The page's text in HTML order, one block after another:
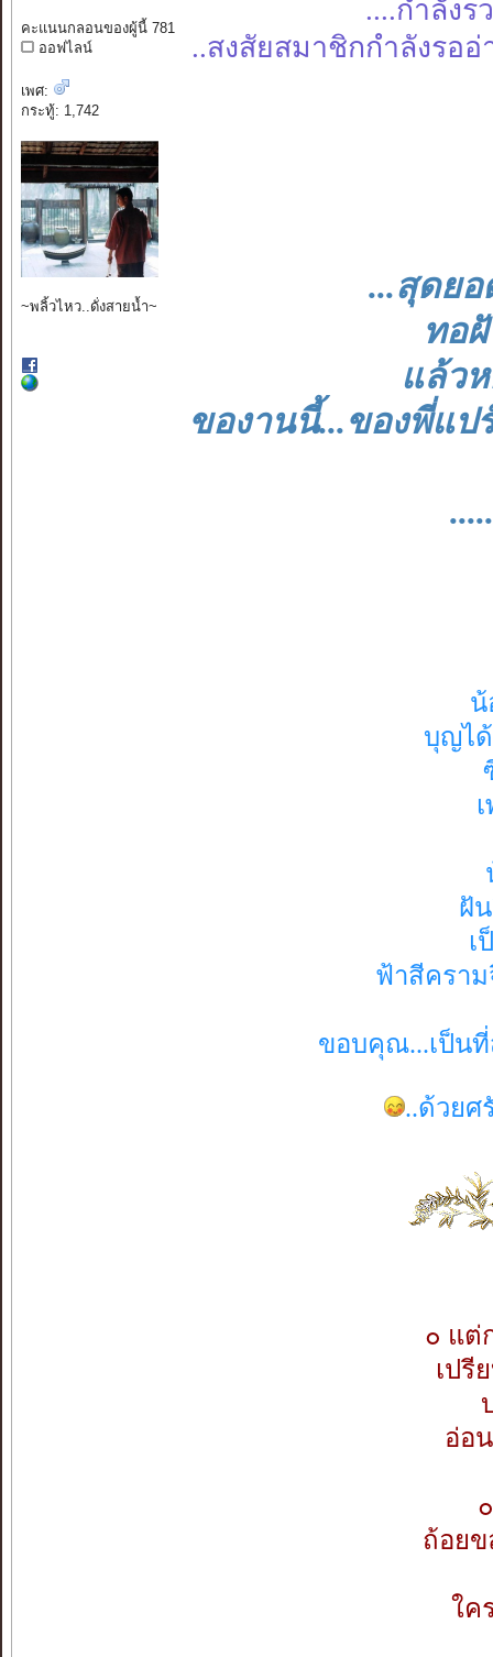
คะแนนกลอนของผู้นี้ 781
ออฟไลน์
เพศ:
กระทู้: 1,742
~พลิ้วไหว..ดั่งสายน้ำ~
....กำลัง
..สงสัยสมาชิกกำลังรอ
...สุดยอ
ทอ
แล้ว
ของานนี้...ของพี่แป
น้
บุญไ
ฝั
เ
ฟ้าสีคราม
ขอบคุณ...เป็น
..ด้วยศ
๐ แต่
เปรี
อ่อ
ถ้อย
ใค